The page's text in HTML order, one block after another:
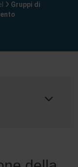
Gruppi di